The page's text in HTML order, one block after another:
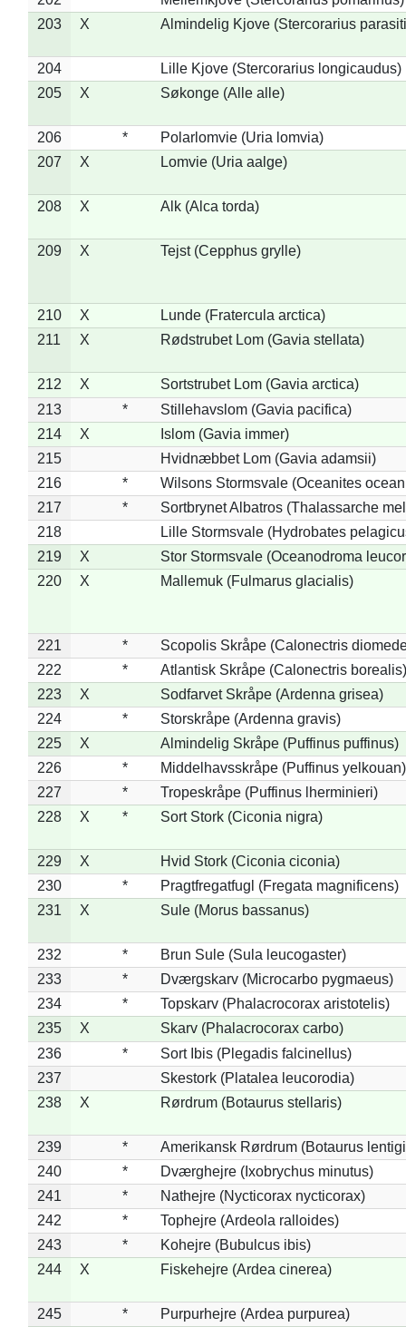
203
X Almindelig Kjove (Stercorarius
204
Lille Kjove (Stercorarius longicaudus)
205
X Søkonge (Alle alle)
206 *
Polarlomvie (Uria lomvia)
207
X Lomvie (Uria aalge)
208 X Alk (Alca torda)
209 X Tejst (Cepphus grylle)
210 X
Lunde (Fratercula arctica)
211
X Rødstrubet Lom (Gavia stellata)
212 X
Sortstrubet Lom (Gavia arctica)
213
*
Stillehavslom (Gavia pacifica)
214
X
Islom (Gavia immer)
215
Hvidnæbbet Lom (Gavia adamsii)
216
*
Wilsons Stormsvale (Oceanites
217
*
Sortbrynet Albatros (Thalassarche
218
Lille Stormsvale (Hydrobates
219
X
Stor Stormsvale (Oceanodroma
220
X Mallemuk (Fulmarus glacialis)
221 *
Scopolis Skråpe (Calonectris
222
*
Atlantisk Skråpe (Calonectris borealis)
223
X
Sodfarvet Skråpe (Ardenna grisea)
224
*
Storskråpe (Ardenna gravis)
225
X
Almindelig Skråpe (Puffinus puffinus)
226
*
Middelhavsskråpe (Puffinus yelkouan)
227
*
Tropeskråpe (Puffinus lherminieri)
228
X * Sort Stork (Ciconia nigra)
229 X
Hvid Stork (Ciconia ciconia)
230
*
Pragtfregatfugl (Fregata magnificens)
231
X Sule (Morus bassanus)
232 *
Brun Sule (Sula leucogaster)
233
*
Dværgskarv (Microcarbo pygmaeus)
234
*
Topskarv (Phalacrocorax aristotelis)
235
X
Skarv (Phalacrocorax carbo)
236
*
Sort Ibis (Plegadis falcinellus)
237
Skestork (Platalea leucorodia)
238
X Rørdrum (Botaurus stellaris)
239 *
Amerikansk Rørdrum (Botaurus
240
*
Dværghejre (Ixobrychus minutus)
241
*
Nathejre (Nycticorax nycticorax)
242
*
Tophejre (Ardeola ralloides)
243
*
Kohejre (Bubulcus ibis)
244
X Fiskehejre (Ardea cinerea)
245 *
Purpurhejre (Ardea purpurea)